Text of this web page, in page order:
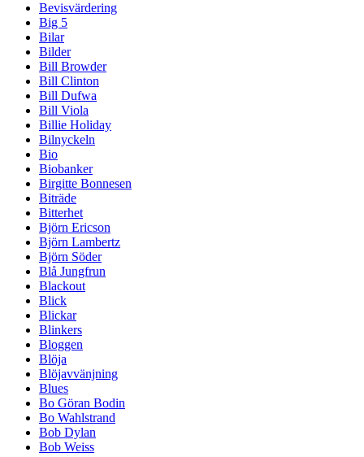
Bevisvärdering
Big 5
Bilar
Bilder
Bill Browder
Bill Clinton
Bill Dufwa
Bill Viola
Billie Holiday
Bilnyckeln
Bio
Biobanker
Birgitte Bonnesen
Biträde
Bitterhet
Björn Ericson
Björn Lambertz
Björn Söder
Blå Jungfrun
Blackout
Blick
Blickar
Blinkers
Bloggen
Blöja
Blöjavvänjning
Blues
Bo Göran Bodin
Bo Wahlstrand
Bob Dylan
Bob Weiss